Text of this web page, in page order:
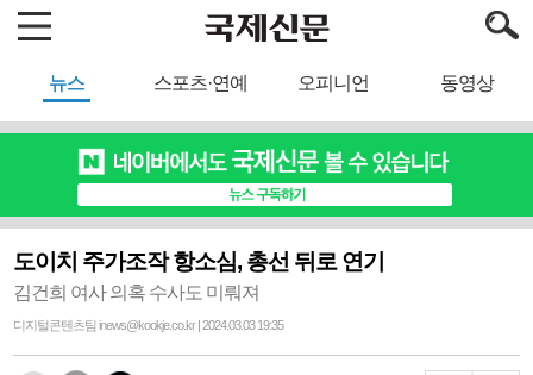
뉴스 스포츠·연예 오피니언 동영상
도이치 주가조작 항소심, 총선 뒤로 연기
김건희 여사 의혹 수사도 미뤄져
디지털콘텐츠팀 inews@kookje.co.kr | 2024.03.03 19:35